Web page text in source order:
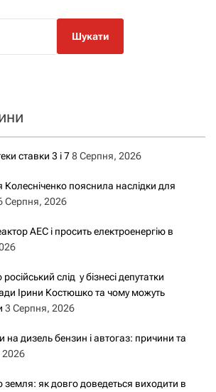
ставки 3 і 78 Серпня, 2026
Колесніченко пояснила наслідки для
Серпня, 2026
АЕС і просить електроенергію в
слід у бізнесі депутатки
Ірини Костюшко та чому можуть
3 Серпня, 2026
на дизель бензин і автогаз: причини та
2026
земля: як довго доведеться виходити в